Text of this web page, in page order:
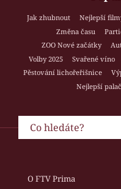
Jak zhubnout Nejlepší
Změna času
ZOO Nové začátky
Volby 2025
Svařené víno
Pěstování lichořeřišnice
Nejlepší
O FTV Prima